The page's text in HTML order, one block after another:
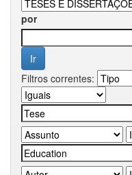
por
Filtros correntes: